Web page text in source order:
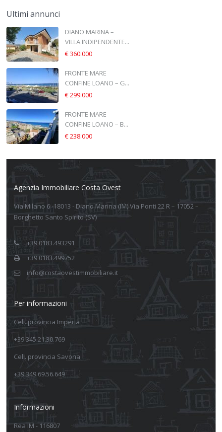
Ultimi annunci
DIANO MARINA –
VILLA INDIPENDENTE...
€ 360.000
FRONTE MARE
CONFINE LOANO – G...
€ 299.000
FRONTE MARE
CONFINE LOANO – B...
€ 238.000
Agenzia Immobiliare Costa Ovest
Via Milano 6 -18013 - Diano Marina (IM) Via Ponti 22 R – 17052 –
Borghetto Santo Spirito (SV)
+39 0183.493291
+39 0183.499752
info@costaovestimmobiliare.it
Per informazioni
Cell. provincia Imperia
+39 345.21.30.769
Cell. provincia Savona
+39 349.69.56.649
Informazioni
Rea IM - 116807